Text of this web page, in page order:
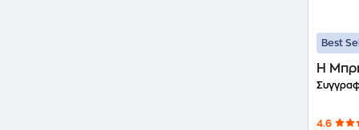
Best
Η
4.6